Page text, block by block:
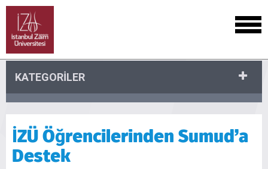
KATEGORİLER
İZÜ Öğrencilerinden Sumud’a
Destek